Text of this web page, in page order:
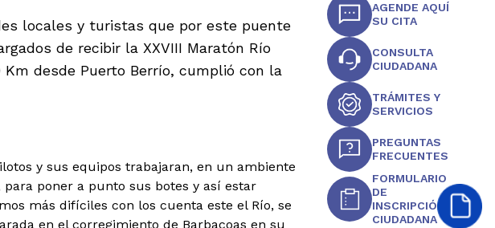
locales y turistas que por este puente
de recibir la XXVIII Maratón Río
desde Puerto Berrío, cumplió con la
y sus equipos trabajaran, en un ambiente
poner a punto sus botes y así estar
más difíciles con los cuenta este el Río, se
en el corregimiento de Barbacoas en su
AGENDE AQUÍ
SU CITA
CONSULTA
CIUDADANA
TRÁMITES Y
SERVICIOS
PREGUNTAS
FRECUENTES
FORMULARIO
DE
INSCRIPCIÓN
CIUDADANA